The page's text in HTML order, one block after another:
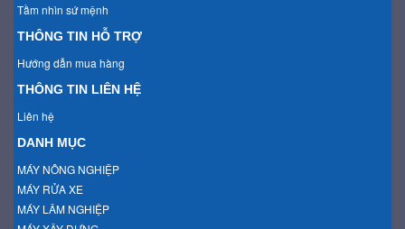
Tầm nhìn sứ mệnh
THÔNG TIN HỖ TRỢ
Hướng dẫn mua hàng
THÔNG TIN LIÊN HỆ
Liên hệ
DANH MỤC
MÁY NÔNG NGHIỆP
MÁY RỬA XE
MÁY LÂM NGHIỆP